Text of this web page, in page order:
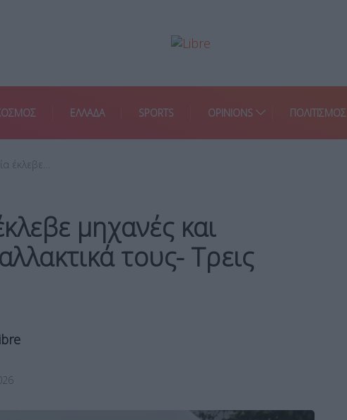
ΕΛΛΑΔΑ SPORTS OPINIONS ΠΟΛΙΤΙΣΜΟΣ
έκλεβε…
μηχανές και
τους- Τρεις